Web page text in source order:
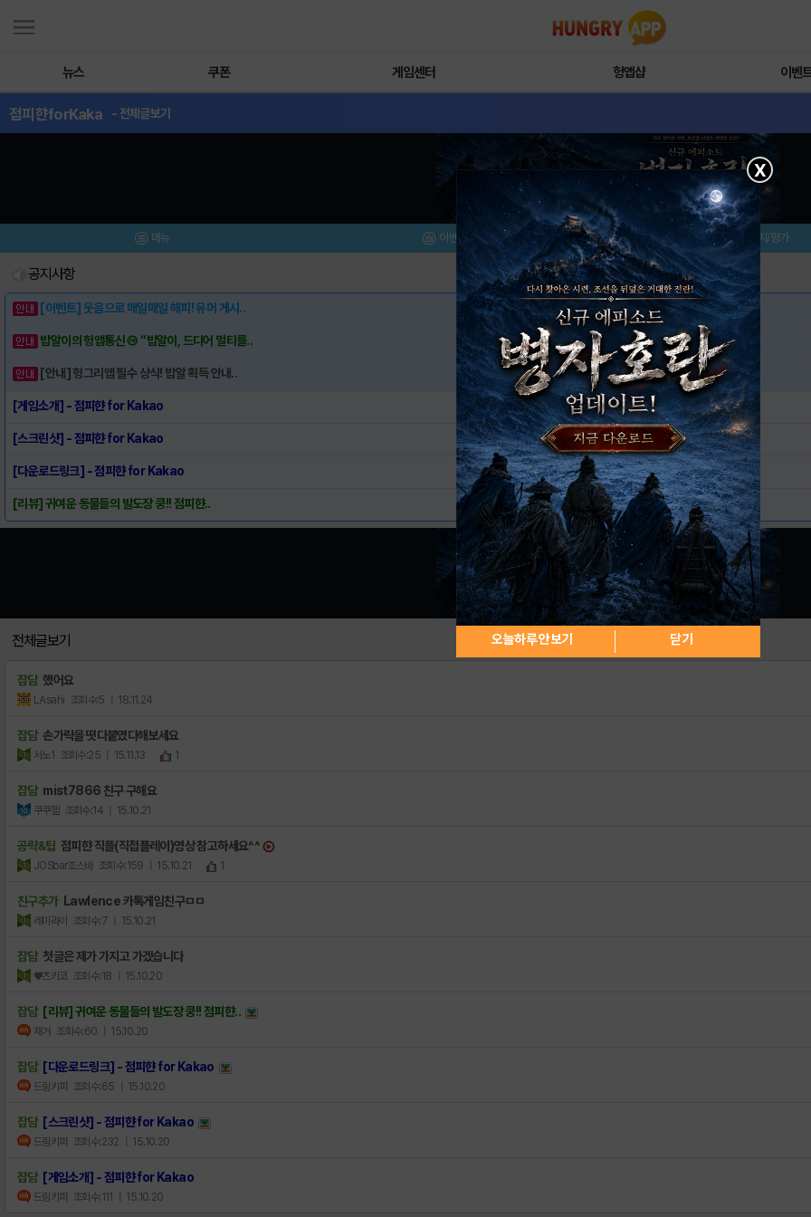
뉴스 쿠폰 게임센터 헝앱샵 이벤
점피햔forKaka - 전체글보기
메뉴 이벤트/미션 설치/평가
공지사항
[이벤트] 웃음으로 매일매일 해피! 유머 게시..
밥알이의 헝앱통신 ⑲ “밥알이, 드디어 멀티를..
[안내] 헝그리앱 필수 상식! 밥알 획득 안내..
[게임소개] - 점피햔 for Kakao
[스크린샷] - 점피햔 for Kakao
[다운로드링크] - 점피햔 for Kakao
[리뷰] 귀여운 동물들의 발도장 쿵!! 점피햔..
전체글보기
잡담 했어요
LAsahi 조회수:5 | 18.11.24
잡담 손가락을 뗫다붙였다해보세요
서노1 조회수:25 | 15.11.13 1
잡담 mist7866 친구 구해요
쿠쿠헬 조회수:14 | 15.10.21
공략&팁 점피햔 직플(직접플레이)영상 참고하세요^^
JOSbar조스바 조회수:159 | 15.10.21 1
친구추가 Lawlence 카톡게임친구ㅁㅁ
레미라이 조회수:7 | 15.10.21
잡담 첫글은 제가 가지고 가겠습니다
♥츠키코 조회수:18 | 15.10.20
잡담 [리뷰] 귀여운 동물들의 발도장 쿵!! 점피햔..
재거 조회수:60 | 15.10.20
잡담 [다운로드링크] - 점피햔 for Kakao
드림키퍼 조회수:65 | 15.10.20
잡담 [스크린샷] - 점피햔 for Kakao
드림키퍼 조회수:232 | 15.10.20
잡담 [게임소개] - 점피햔 for Kakao
드림키퍼 조회수:111 | 15.10.20
X
오늘하루 안보기 닫기